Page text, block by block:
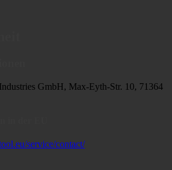
GmbH, Max-Eyth-Str. 10, 71364
service/contact/